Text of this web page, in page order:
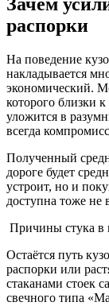
Зачем
распорки
На поведение
накладывается
экономический.
которого близки
уложится в
всегда
Полученный
дороге будет
устроит, но и
доступна тоже не
Причины стука в
Остаётся путь
распорки или
стаканами стоек
свечного типа